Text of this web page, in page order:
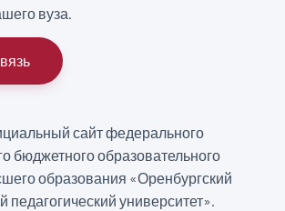
вуза.
сайт федерального
бюджетного образовательного
образования «Оренбургский
педагогический университет».